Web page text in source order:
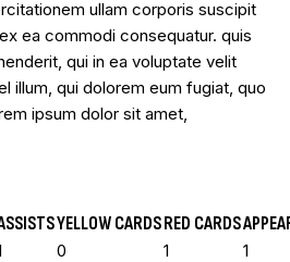
ullam corporis suscipit
ea commodi consequatur. quis
qui in ea voluptate velit
illum, qui dolorem eum fugiat, quo
ipsum dolor sit amet,
YELLOW CARDSRED CARDS
0 1
1